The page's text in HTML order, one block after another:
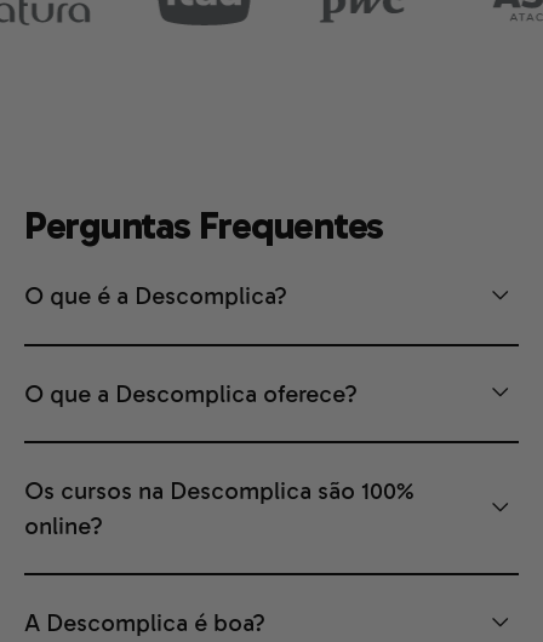
Perguntas Frequentes
O que é a Descomplica?
O que a Descomplica oferece?
Os cursos na Descomplica são 100%
online?
A Descomplica é boa?